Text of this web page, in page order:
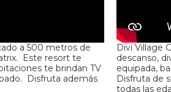
a 500 metros de
Este resort te
te brindan TV
Disfruta además
Divi Village
descanso,
equipada,
Disfruta de
todas las